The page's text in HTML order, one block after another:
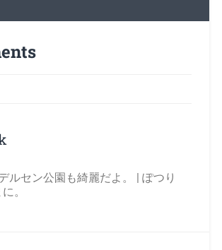
ルセン公園も綺麗だよ。 | ぽつり
。